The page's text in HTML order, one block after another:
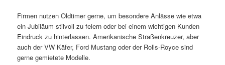
Firmen nutzen Oldtimer gerne, um besondere Anlässe wie etwa
ein Jubiläum stilvoll zu feiern oder bei einem wichtigen Kunden
Eindruck zu hinterlassen. Amerikanische Straßenkreuzer, aber
auch der VW Käfer, Ford Mustang oder der Rolls-Royce sind
gerne gemietete Modelle.